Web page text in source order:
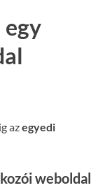
azegyedi
weboldal